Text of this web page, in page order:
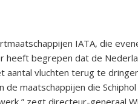
IATA, die
heeft begrepen dat de
aantal vluchten terug te
maatschappijen die
zegt directeur-generaal